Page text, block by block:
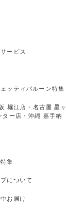
ービス
ッティバルーン特集
堀江店・名古屋 星ヶ
ター店・沖縄 嘉手納
集
について
お届け